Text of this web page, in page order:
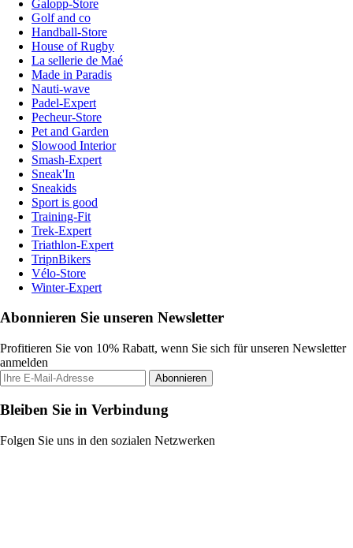
Galopp-Store
Golf and co
Handball-Store
House of Rugby
La sellerie de Maé
Made in Paradis
Nauti-wave
Padel-Expert
Pecheur-Store
Pet and Garden
Slowood Interior
Smash-Expert
Sneak'In
Sneakids
Sport is good
Training-Fit
Trek-Expert
Triathlon-Expert
TripnBikers
Vélo-Store
Winter-Expert
Abonnieren Sie unseren Newsletter
Profitieren Sie von 10% Rabatt, wenn Sie sich für unseren Newsletter
anmelden
Abonnieren
Bleiben Sie in Verbindung
Folgen Sie uns in den sozialen Netzwerken